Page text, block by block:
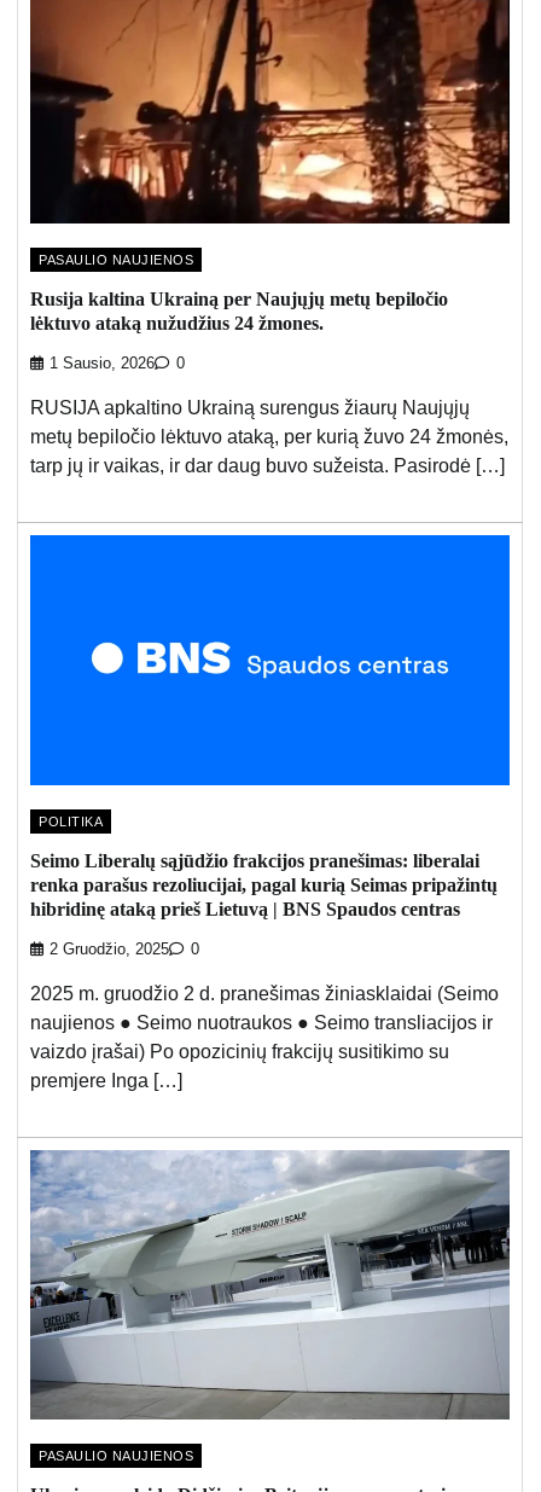
PASAULIO NAUJIENOS
Rusija kaltina Ukrainą per Naujųjų metų bepiločio
lėktuvo ataką nužudžius 24 žmones.
1 Sausio, 2026 0
RUSIJA apkaltino Ukrainą surengus žiaurų Naujųjų
metų bepiločio lėktuvo ataką, per kurią žuvo 24 žmonės,
tarp jų ir vaikas, ir dar daug buvo sužeista. Pasirodė […]
POLITIKA
Seimo Liberalų sąjūdžio frakcijos pranešimas: liberalai
renka parašus rezoliucijai, pagal kurią Seimas pripažintų
hibridinę ataką prieš Lietuvą | BNS Spaudos centras
2 Gruodžio, 2025 0
2025 m. gruodžio 2 d. pranešimas žiniasklaidai (Seimo
naujienos ● Seimo nuotraukos ● Seimo transliacijos ir
vaizdo įrašai) Po opozicinių frakcijų susitikimo su
premjere Inga […]
PASAULIO NAUJIENOS